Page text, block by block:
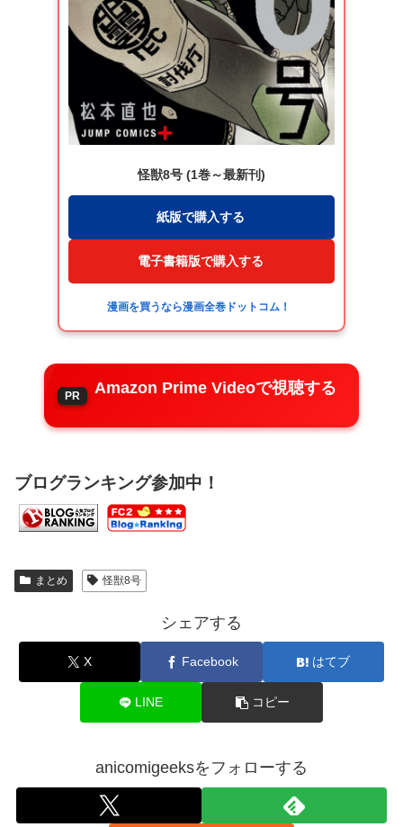
怪獣8号 (1巻～最新刊)
紙版で購入する
電子書籍版で購入する
漫画を買うなら漫画全巻ドットコム！
Amazon Prime Videoで視聴する
ブログランキング参加中！
まとめ 怪獣8号
シェアする
X Facebook はてブ
LINE コピー
anicomigeeksをフォローする